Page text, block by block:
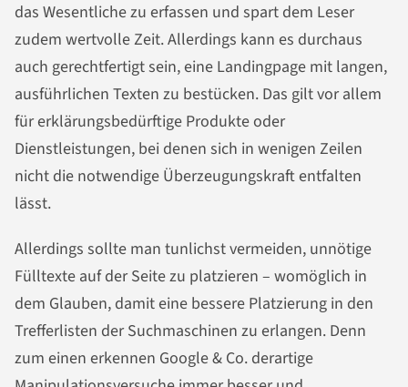
das Wesentliche zu erfassen und spart dem Leser
zudem wertvolle Zeit. Allerdings kann es durchaus
auch gerechtfertigt sein, eine Landingpage mit langen,
ausführlichen Texten zu bestücken. Das gilt vor allem
für erklärungsbedürftige Produkte oder
Dienstleistungen, bei denen sich in wenigen Zeilen
nicht die notwendige Überzeugungskraft entfalten
lässt.
Allerdings sollte man tunlichst vermeiden, unnötige
Fülltexte auf der Seite zu platzieren – womöglich in
dem Glauben, damit eine bessere Platzierung in den
Trefferlisten der Suchmaschinen zu erlangen. Denn
zum einen erkennen Google & Co. derartige